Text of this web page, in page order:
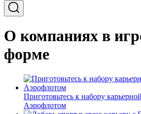
О компаниях в
форме
Приготовьтесь к набору
Аэрофлотом